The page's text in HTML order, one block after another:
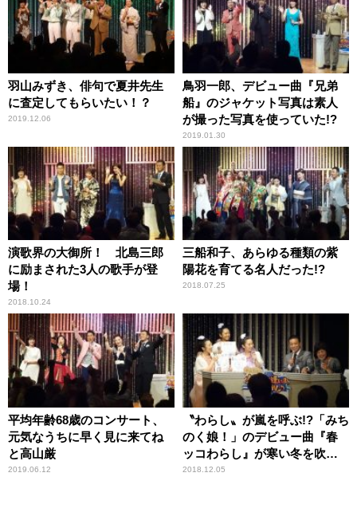
羽山みずき、俳句で夏井先生
に査定してもらいたい！？
2019.12.06
鳥羽一郎、デビュー曲『兄弟
船』のジャケット写真は素人
が撮った写真を使っていた!?
2019.01.30
演歌界の大御所！ 北島三郎
に励まされた3人の歌手が登
場！
2018.10.24
三船和子、あらゆる種類の紫
陽花を育てる名人だった!?
2018.07.25
平均年齢68歳のコンサート、
元気なうちに早く見に来てね
と高山厳
2019.06.12
〝わらし〟が嵐を呼ぶ!?「みち
のく娘！」のデビュー曲『春
ッコわらし』が寒い冬を吹き
飛ばす！
2018.12.05